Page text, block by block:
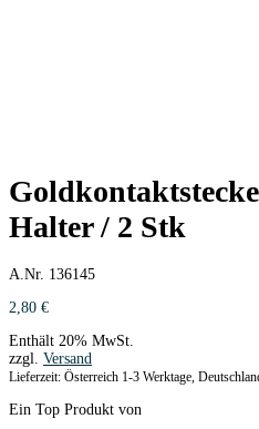
Halter / 2 Stk
A.Nr. 136145
2,80 €
Enthält 20% MwSt.
zzgl. Versand
Lieferzeit: Österreich 1-3 Werktage,
Ein Top Produkt von